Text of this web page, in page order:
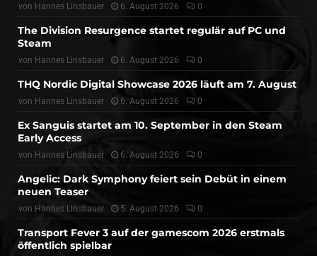
von Hannes Linsbauer 6. August 2026 0
The Division Resurgence startet regulär auf PC und
Steam
von Hannes Linsbauer 6. August 2026 0
THQ Nordic Digital Showcase 2026 läuft am 7. August
von Hannes Linsbauer 6. August 2026 0
Ex Sanguis startet am 10. September in den Steam
Early Access
von Hannes Linsbauer 6. August 2026 0
Angelic: Dark Symphony feiert sein Debüt in einem
neuen Teaser
von Hannes Linsbauer 5. August 2026 0
Transport Fever 3 auf der gamescom 2026 erstmals
öffentlich spielbar